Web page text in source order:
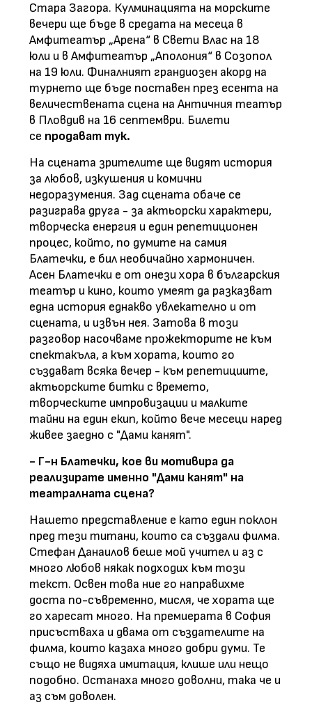
Стара Загора. Кулминацията на морските
вечери ще бъде в средата на месеца в
Амфитеатър „Арена“ в Свети Влас на 18
юли и в Амфитеатър „Аполония“ в Созопол
на 19 юли. Финалният грандиозен акорд на
турнето ще бъде поставен през есента на
величествената сцена на Античния театър
в Пловдив на 16 септември. Билети
се продават тук.
На сцената зрителите ще видят история
за любов, изкушения и комични
недоразумения. Зад сцената обаче се
разиграва друга - за актьорски характери,
творческа енергия и един репетиционен
процес, който, по думите на самия
Блатечки, е бил необичайно хармоничен.
Асен Блатечки е от онези хора в българския
театър и кино, които умеят да разказват
една история еднакво увлекателно и от
сцената, и извън нея. Затова в този
разговор насочваме прожекторите не към
спектакъла, а към хората, които го
създават всяка вечер - към репетициите,
актьорските битки с времето,
творческите импровизации и малките
тайни на един екип, който вече месеци наред
живее заедно с "Дами канят".
- Г-н Блатечки, кое ви мотивира да
реализирате именно "Дами канят" на
театралната сцена?
Нашето представление е като един поклон
пред тези титани, които са създали филма.
Стефан Данаилов беше мой учител и аз с
много любов някак подходих към този
текст. Освен това ние го направихме
доста по-съвременно, мисля, че хората ще
го харесат много. На премиерата в София
присъстваха и двама от създателите на
филма, които казаха много добри думи. Те
също не видяха имитация, клише или нещо
подобно. Останаха много доволни, така че и
аз съм доволен.